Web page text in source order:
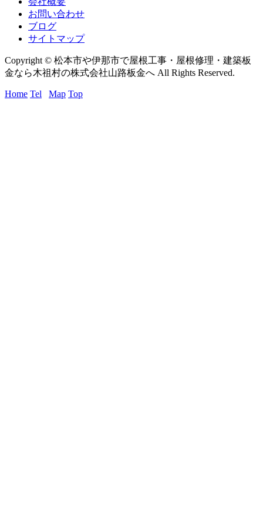
お問い合わせ
ブログ
サイトマップ
Copyright © 松本市や伊那市で屋根工事・屋根修理・建築板
金なら木祖村の株式会社山路板金へ All Rights Reserved.
Home Tel Map Top